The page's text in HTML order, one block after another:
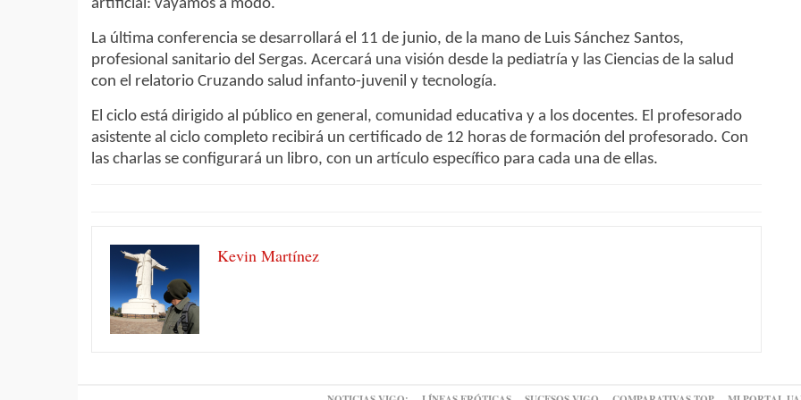
artificial: vayamos a modo.
La última conferencia se desarrollará el 11 de junio, de la mano de Luis Sánchez Santos,
profesional sanitario del Sergas. Acercará una visión desde la pediatría y las Ciencias de la salud
con el relatorio Cruzando salud infanto-juvenil y tecnología.
El ciclo está dirigido al público en general, comunidad educativa y a los docentes. El profesorado
asistente al ciclo completo recibirá un certificado de 12 horas de formación del profesorado. Con
las charlas se configurará un libro, con un artículo específico para cada una de ellas.
Kevin Martínez